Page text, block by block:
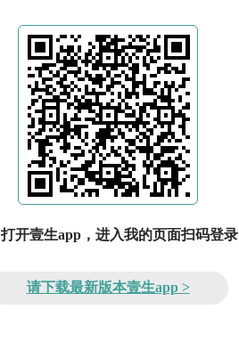
打开壹生app，进入我的页面扫码登录
请下载最新版本壹生app >